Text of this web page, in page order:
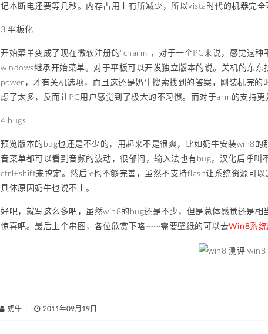
记本断电还要等几秒。内存占用上有所减少，所以vista时代的机器完全
3.平板化
开始菜单变成了现在微软注册的"charm"，对于一个PC来说，感觉这
windows继承开始菜单。对于平板可以开发独立版本的说。关机的东
power，才有关机选项，而且这还是奶牛搜索找到的答案，刚装机完
虑了太多，反而让PC用户感觉到了极大的不习惯。而对于arm的支持更
4.bugs
预览版本的bug也还是不少的，用起来不是很爽，比如奶牛安装win8
音菜单都可以看到音频的波动，很郁闷，输入法也有bug，汉化后呼
ctrl+shift来搞定。然后ie也不够完善，虽然不支持flash让系统资源可
具体原因奶牛也说不上。
好吧，就写这么多吧，虽然win8的bug还是不少，但是总体感觉还是
惊喜吧。最后上个串图，各位欣赏下咯~~~需要壁纸的可以去Win8系
奶牛 2011年09月19日